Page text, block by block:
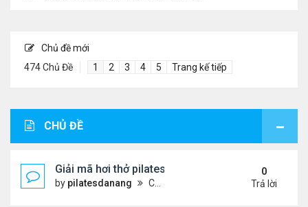
Chủ đề mới
474 Chủ Đề
1 2 3 4 5 Trang kế tiếp
CHỦ ĐỀ
Giải mã hơi thở pilates: Chìa khóa vàng cho sức
by pilatesdanang Chủ nhật Tháng 7 27, 2025 12:57 pm
0
Trả lời